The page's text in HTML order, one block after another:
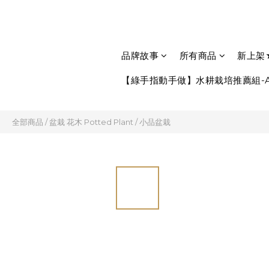
品牌故事 所有商品 新上
【綠手指動手做】水耕栽培推薦
全部商品 /盆栽 花木 Potted Plant /小品盆栽